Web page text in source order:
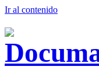
Ir al contenido